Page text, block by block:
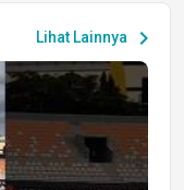
Lihat Lainnya chevron_right